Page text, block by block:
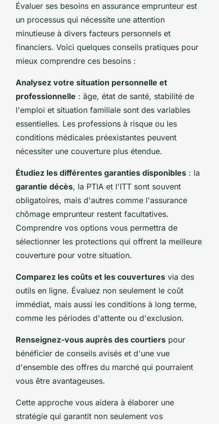
Évaluer ses besoins en assurance emprunteur est
un processus qui nécessite une attention
minutieuse à divers facteurs personnels et
financiers. Voici quelques conseils pratiques pour
mieux comprendre ces besoins :
Analysez votre situation personnelle et
professionnelle : âge, état de santé, stabilité de
l'emploi et situation familiale sont des variables
essentielles. Les professions à risque ou les
conditions médicales préexistantes peuvent
nécessiter une couverture plus étendue.
Étudiez les différentes garanties disponibles : la
garantie décès, la PTIA et l'ITT sont souvent
obligatoires, mais d'autres comme l'assurance
chômage emprunteur restent facultatives.
Comprendre vos options vous permettra de
sélectionner les protections qui offrent la meilleure
couverture pour votre situation.
Comparez les coûts et les couvertures via des
outils en ligne. Évaluez non seulement le coût
immédiat, mais aussi les conditions à long terme,
comme les périodes d'attente ou d'exclusion.
Renseignez-vous auprès des courtiers pour
bénéficier de conseils avisés et d'une vue
d'ensemble des offres du marché qui pourraient
vous être avantageuses.
Cette approche vous aidera à élaborer une
stratégie qui garantit non seulement vos